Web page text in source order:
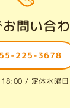
問い合
225-3678
/ 定休水曜日